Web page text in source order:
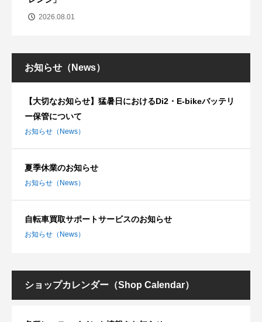
2026.08.01
お知らせ（News）
【大切なお知らせ】猛暑日におけるDi2・E-bikeバッテリ
ー保管について
お知らせ（News）
夏季休業のお知らせ
お知らせ（News）
自転車買取サポートサービスのお知らせ
お知らせ（News）
ショップカレンダー（Shop Calendar）